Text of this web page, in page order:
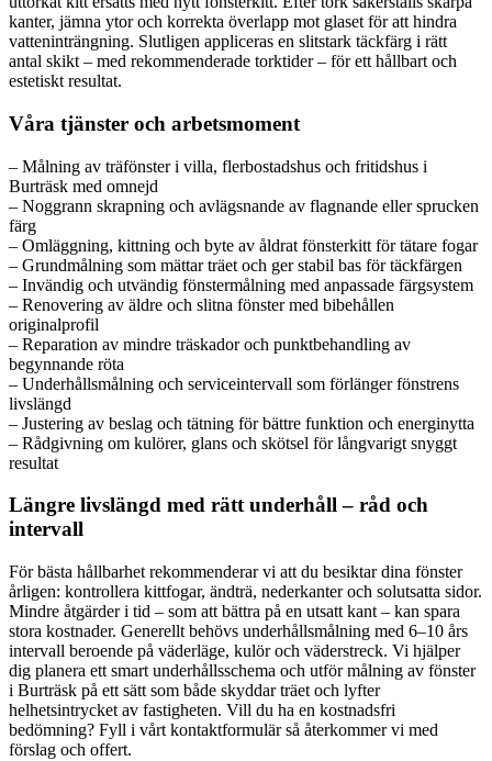
kanter, jämna ytor och korrekta överlapp mot glaset för att hindra
vatteninträngning. Slutligen appliceras en slitstark täckfärg i rätt
antal skikt – med rekommenderade torktider – för ett hållbart och
estetiskt resultat.
Våra tjänster och arbetsmoment
– Målning av träfönster i villa, flerbostadshus och fritidshus i
Burträsk med omnejd
– Noggrann skrapning och avlägsnande av flagnande eller sprucken
färg
– Omläggning, kittning och byte av åldrat fönsterkitt för tätare fogar
– Grundmålning som mättar träet och ger stabil bas för täckfärgen
– Invändig och utvändig fönstermålning med anpassade färgsystem
– Renovering av äldre och slitna fönster med bibehållen
originalprofil
– Reparation av mindre träskador och punktbehandling av
begynnande röta
– Underhållsmålning och serviceintervall som förlänger fönstrens
livslängd
– Justering av beslag och tätning för bättre funktion och energinytta
– Rådgivning om kulörer, glans och skötsel för långvarigt snyggt
resultat
Längre livslängd med rätt underhåll – råd och
intervall
För bästa hållbarhet rekommenderar vi att du besiktar dina fönster
årligen: kontrollera kittfogar, ändträ, nederkanter och solutsatta sidor.
Mindre åtgärder i tid – som att bättra på en utsatt kant – kan spara
stora kostnader. Generellt behövs underhållsmålning med 6–10 års
intervall beroende på väderläge, kulör och väderstreck. Vi hjälper
dig planera ett smart underhållsschema och utför målning av fönster
i Burträsk på ett sätt som både skyddar träet och lyfter
helhetsintrycket av fastigheten. Vill du ha en kostnadsfri
bedömning? Fyll i vårt kontaktformulär så återkommer vi med
förslag och offert.